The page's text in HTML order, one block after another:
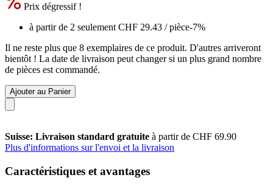
Prix dégressif !
à partir de 2 seulement CHF 29.43 / pièce-7%
Il ne reste plus que 8 exemplaires de ce produit. D'autres arriveront
bientôt ! La date de livraison peut changer si un plus grand nombre
de pièces est commandé.
Ajouter au Panier
Suisse: Livraison standard gratuite à partir de CHF 69.90
Plus d'informations sur l'envoi et la livraison
Caractéristiques et avantages